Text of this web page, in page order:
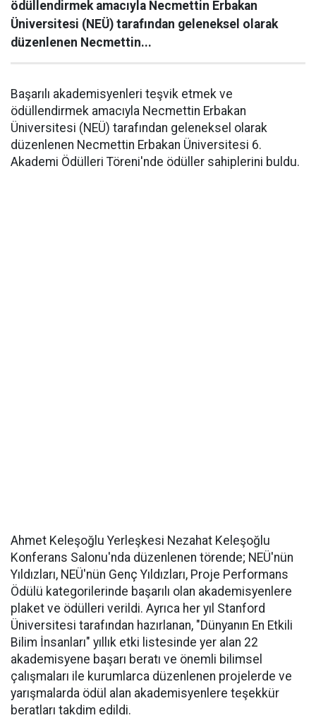
ödüllendirmek amacıyla Necmettin Erbakan
Üniversitesi (NEÜ) tarafından geleneksel olarak
düzenlenen Necmettin...
Başarılı akademisyenleri teşvik etmek ve
ödüllendirmek amacıyla Necmettin Erbakan
Üniversitesi (NEÜ) tarafından geleneksel olarak
düzenlenen Necmettin Erbakan Üniversitesi 6.
Akademi Ödülleri Töreni'nde ödüller sahiplerini buldu.
Ahmet Keleşoğlu Yerleşkesi Nezahat Keleşoğlu
Konferans Salonu'nda düzenlenen törende; NEÜ'nün
Yıldızları, NEÜ'nün Genç Yıldızları, Proje Performans
Ödülü kategorilerinde başarılı olan akademisyenlere
plaket ve ödülleri verildi. Ayrıca her yıl Stanford
Üniversitesi tarafından hazırlanan, "Dünyanın En Etkili
Bilim İnsanları" yıllık etki listesinde yer alan 22
akademisyene başarı beratı ve önemli bilimsel
çalışmaları ile kurumlarca düzenlenen projelerde ve
yarışmalarda ödül alan akademisyenlere teşekkür
beratları takdim edildi.